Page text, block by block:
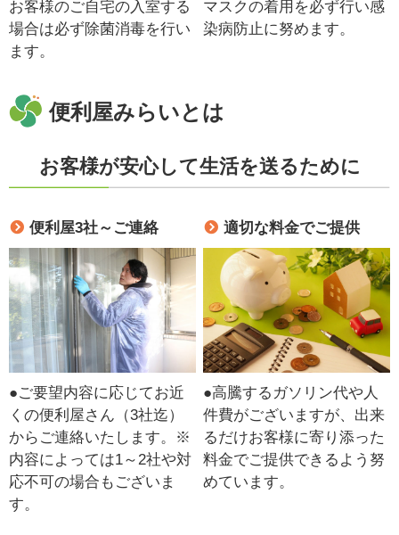
お客様のご自宅の入室する
場合は必ず除菌消毒を行い
ます。
マスクの着用を必ず行い感
染病防止に努めます。
便利屋みらいとは
お客様が安心して生活を送るために
便利屋3社～ご連絡
●ご要望内容に応じてお近
くの便利屋さん（3社迄）
からご連絡いたします。※
内容によっては1～2社や対
応不可の場合もございま
す。
適切な料金でご提供
●高騰するガソリン代や人
件費がございますが、出来
るだけお客様に寄り添った
料金でご提供できるよう努
めています。